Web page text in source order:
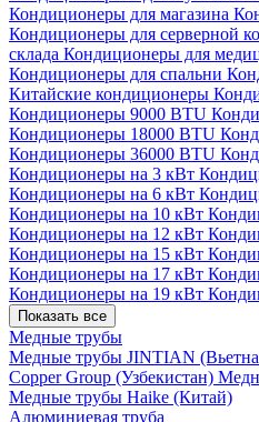
Кондиционеры для магазина
Кондиционеры для серверной
склада Кондиционеры для
Кондиционеры для спальни
Китайские кондиционеры
Кондиционеры 9000 BTU
Кондиционеры 18000 BTU
Кондиционеры 36000 BTU
Кондиционеры на 3 кВт
Кондиционеры на 6 кВт
Кондиционеры на 10 кВт
Кондиционеры на 12 кВт
Кондиционеры на 15 кВт
Кондиционеры на 17 кВт
Кондиционеры на 19 кВт
Показать все
Медные трубы
Медные трубы JINTIAN
Copper Group (Узбекистан)
Медные трубы Haike (Китай)
Алюминиевая труба